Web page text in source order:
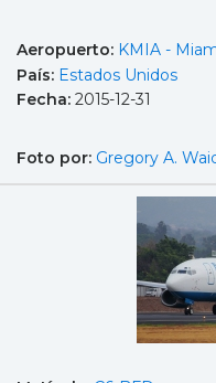
Aeropuerto: KMIA -
País: Estados Unidos
Fecha: 2015-12-31
Foto por: Gregory A.